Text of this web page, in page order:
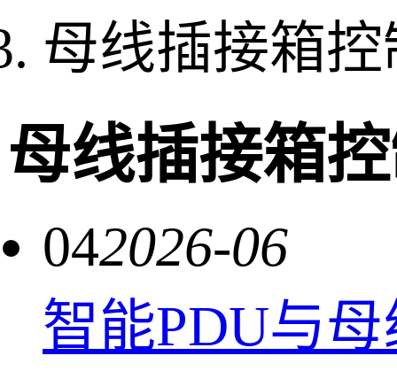
母线插接箱
母线插接箱
042026-06
智能PDU与